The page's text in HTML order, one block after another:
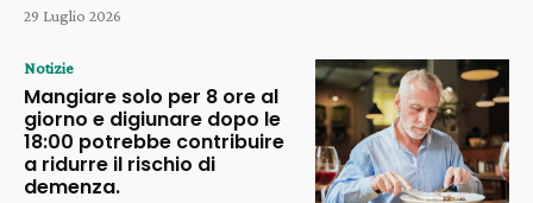
29 Luglio 2026
Notizie
Mangiare solo per 8 ore al
giorno e digiunare dopo le
18:00 potrebbe contribuire
a ridurre il rischio di
demenza.